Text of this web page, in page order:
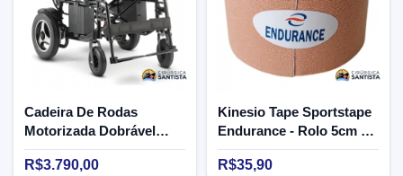
Cadeira De Rodas
Motorizada Dobrável
Dellamed D800 - 120kg
R$3.790,00
Kinesio Tape Sportstape
Endurance - Rolo 5cm x
5m (bege)
R$35,90